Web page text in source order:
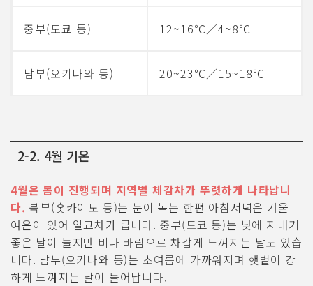
중부(도쿄 등) 12~16℃／4~8℃
남부(오키나와 등) 20~23℃／15~18℃
2-2. 4월 기온
4월은 봄이 진행되며 지역별 체감차가 뚜렷하게 나타납니
다. 북부(홋카이도 등)는 눈이 녹는 한편 아침저녁은 겨울
여운이 있어 일교차가 큽니다. 중부(도쿄 등)는 낮에 지내기
좋은 날이 늘지만 비나 바람으로 차갑게 느껴지는 날도 있습
니다. 남부(오키나와 등)는 초여름에 가까워지며 햇볕이 강
하게 느껴지는 날이 늘어납니다.